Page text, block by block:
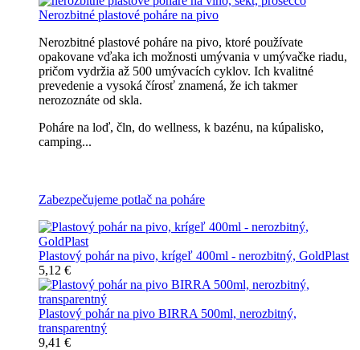
Nerozbitné plastové poháre na pivo
Nerozbitné plastové poháre na pivo, ktoré používate
opakovane vďaka ich možnosti umývania v umývačke riadu,
pričom vydržia až 500 umývacích cyklov. Ich kvalitné
prevedenie a vysoká čírosť znamená, že ich takmer
nerozoznáte od skla.
Poháre na loď, čln, do wellness, k bazénu, na kúpalisko,
camping...
Zabezpečujeme potlač na poháre
Plastový pohár na pivo, krígeľ 400ml - nerozbitný, GoldPlast
5,12 €
Plastový pohár na pivo BIRRA 500ml, nerozbitný,
transparentný
9,41 €